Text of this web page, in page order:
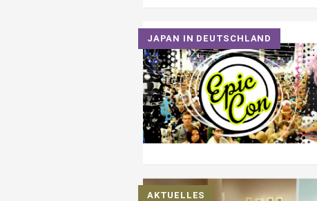
JAPAN IN DEUTSCHLAND
AKTUELLES